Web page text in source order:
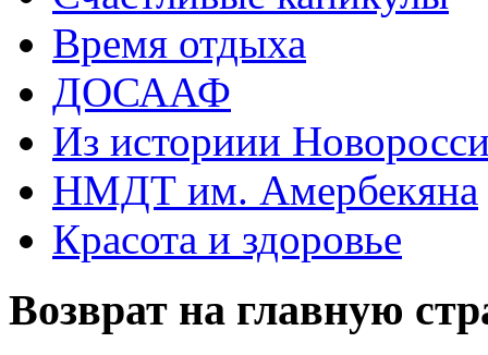
Время отдыха
ДОСААФ
Из историии
НМДТ им. Амербекяна
Красота и здоровье
Возврат на главную